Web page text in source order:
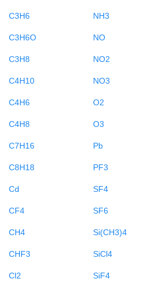
C3H6
C3H6O
C3H8
C4H10
C4H6
C4H8
C7H16
C8H18
Cd
CF4
CH4
CHF3
Cl2
NH3
NO
NO2
NO3
O2
O3
Pb
PF3
SF4
SF6
Si(CH3)4
SiCl4
SiF4